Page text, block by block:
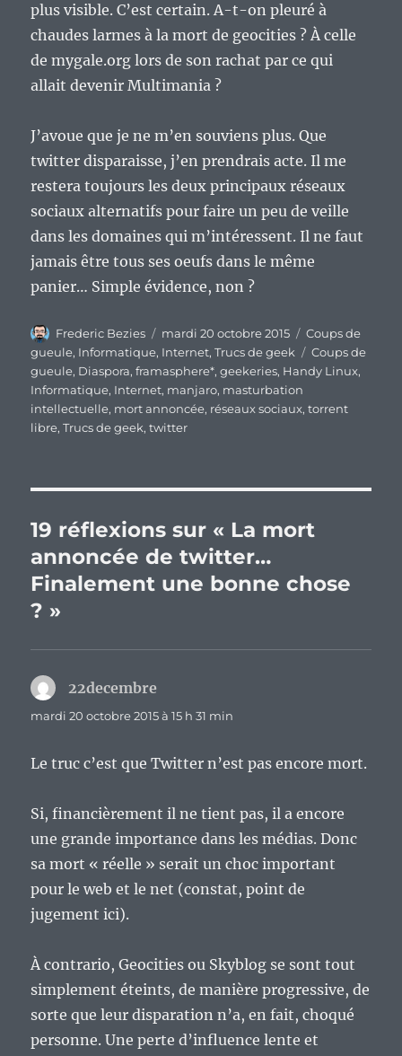
plus visible. C’est certain. A-t-on pleuré à
chaudes larmes à la mort de geocities ? À celle
de mygale.org lors de son rachat par ce qui
allait devenir Multimania ?
J’avoue que je ne m’en souviens plus. Que
twitter disparaisse, j’en prendrais acte. Il me
restera toujours les deux principaux réseaux
sociaux alternatifs pour faire un peu de veille
dans les domaines qui m’intéressent. Il ne faut
jamais être tous ses oeufs dans le même
panier… Simple évidence, non ?
Auteur
Frederic Bezies
Publié
le
mardi 20 octobre 2015 Catégories
Coups de
gueule, Informatique, Internet,Trucs de geek Étiquettes
Coups de
gueule, Diaspora,framasphere*,geekeries, Handy Linux,
Informatique, Internet, manjaro, masturbation
intellectuelle, mort annoncée, réseaux sociaux,torrent
libre,Trucs de geek,twitter
19 réflexions sur « La mort
annoncée de twitter…
Finalement une bonne chose
? »
22decembre
mardi 20 octobre 2015 à 15 h 31 min
Le truc c’est que Twitter n’est pas encore mort.
Si, financièrement il ne tient pas, il a encore
une grande importance dans les médias. Donc
sa mort « réelle » serait un choc important
pour le web et le net (constat, point de
jugement ici).
À contrario, Geocities ou Skyblog se sont tout
simplement éteints, de manière progressive, de
sorte que leur disparation n’a, en fait, choqué
personne. Une perte d’influence lente et